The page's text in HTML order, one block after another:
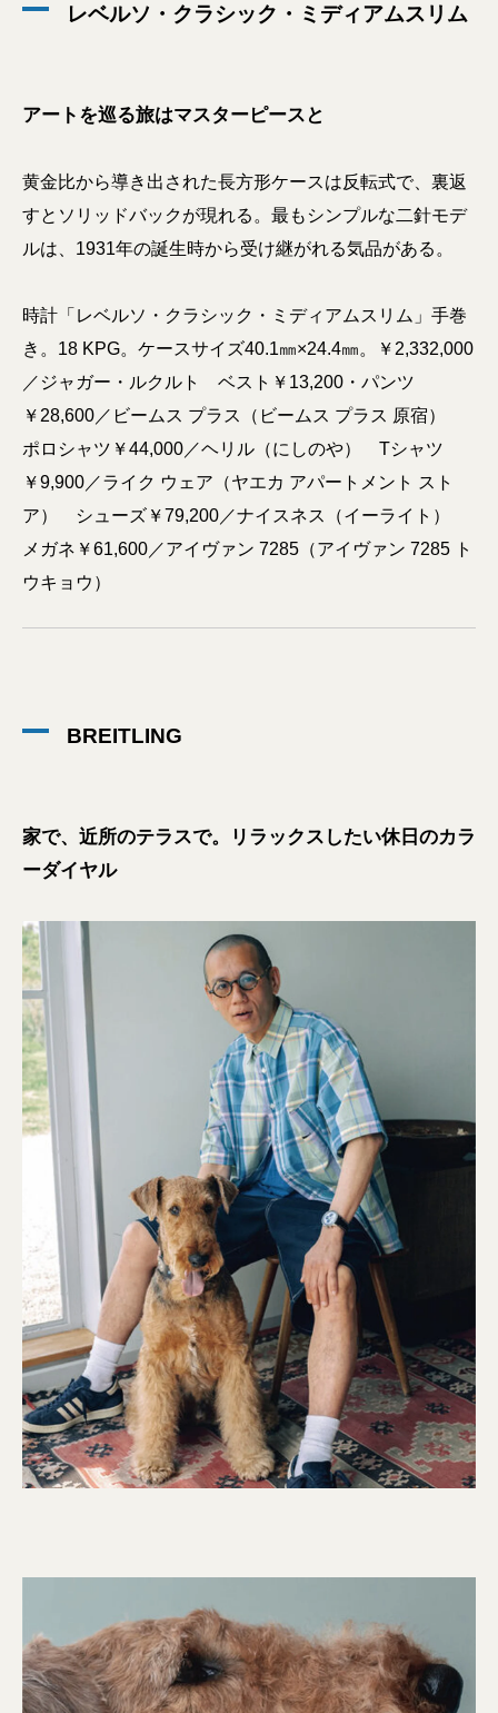
レベルソ・クラシック・ミディアムスリム
アートを巡る旅はマスターピースと
黄金比から導き出された長方形ケースは反転式で、裏返
すとソリッドバックが現れる。最もシンプルな二針モデ
ルは、1931年の誕生時から受け継がれる気品がある。
時計「レベルソ・クラシック・ミディアムスリム」手巻
き。18 KPG。ケースサイズ40.1㎜×24.4㎜。￥2,332,000
／ジャガー・ルクルト ベスト￥13,200・パンツ
￥28,600／ビームス プラス（ビームス プラス 原宿）
ポロシャツ￥44,000／ヘリル（にしのや） Tシャツ
￥9,900／ライク ウェア（ヤエカ アパートメント スト
ア） シューズ￥79,200／ナイスネス（イーライト）
メガネ￥61,600／アイヴァン 7285（アイヴァン 7285 ト
ウキョウ）
BREITLING
家で、近所のテラスで。リラックスしたい休日のカラ
ーダイヤル